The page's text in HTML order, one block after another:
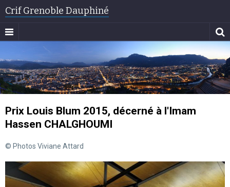
Crif Grenoble Dauphiné
Prix Louis Blum 2015, décerné à l'Imam
Hassen CHALGHOUMI
© Photos Viviane Attard